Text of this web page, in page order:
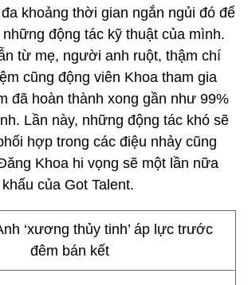
khoảng thời gian ngắn ngủi đó để
động tác kỹ thuật của mình.
từ mẹ, người anh ruột, thậm chí
cũng động viên Khoa tham gia
đã hoàn thành xong gần như 99%
Lần này, những động tác khó sẽ
hợp trong các điệu nhảy cũng
Khoa hi vọng sẽ một lần nữa
khấu của Got Talent.